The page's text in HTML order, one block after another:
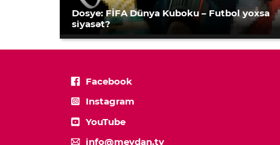
Dosye: FİFA Dünya Kuboku – Futbol yoxsa
siyasət?
Facebook
Instagram
YouTube
info@meydan.tv